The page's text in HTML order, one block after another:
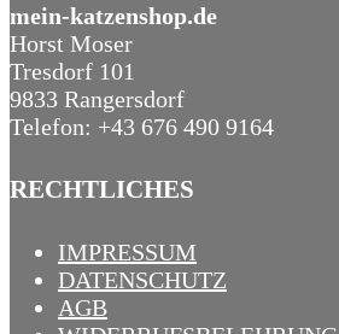
mein-katzenshop.de
Horst Moser
Tresdorf 101
9833 Rangersdorf
Telefon: +43 676 490 9164
RECHTLICHES
IMPRESSUM
DATENSCHUTZ
AGB